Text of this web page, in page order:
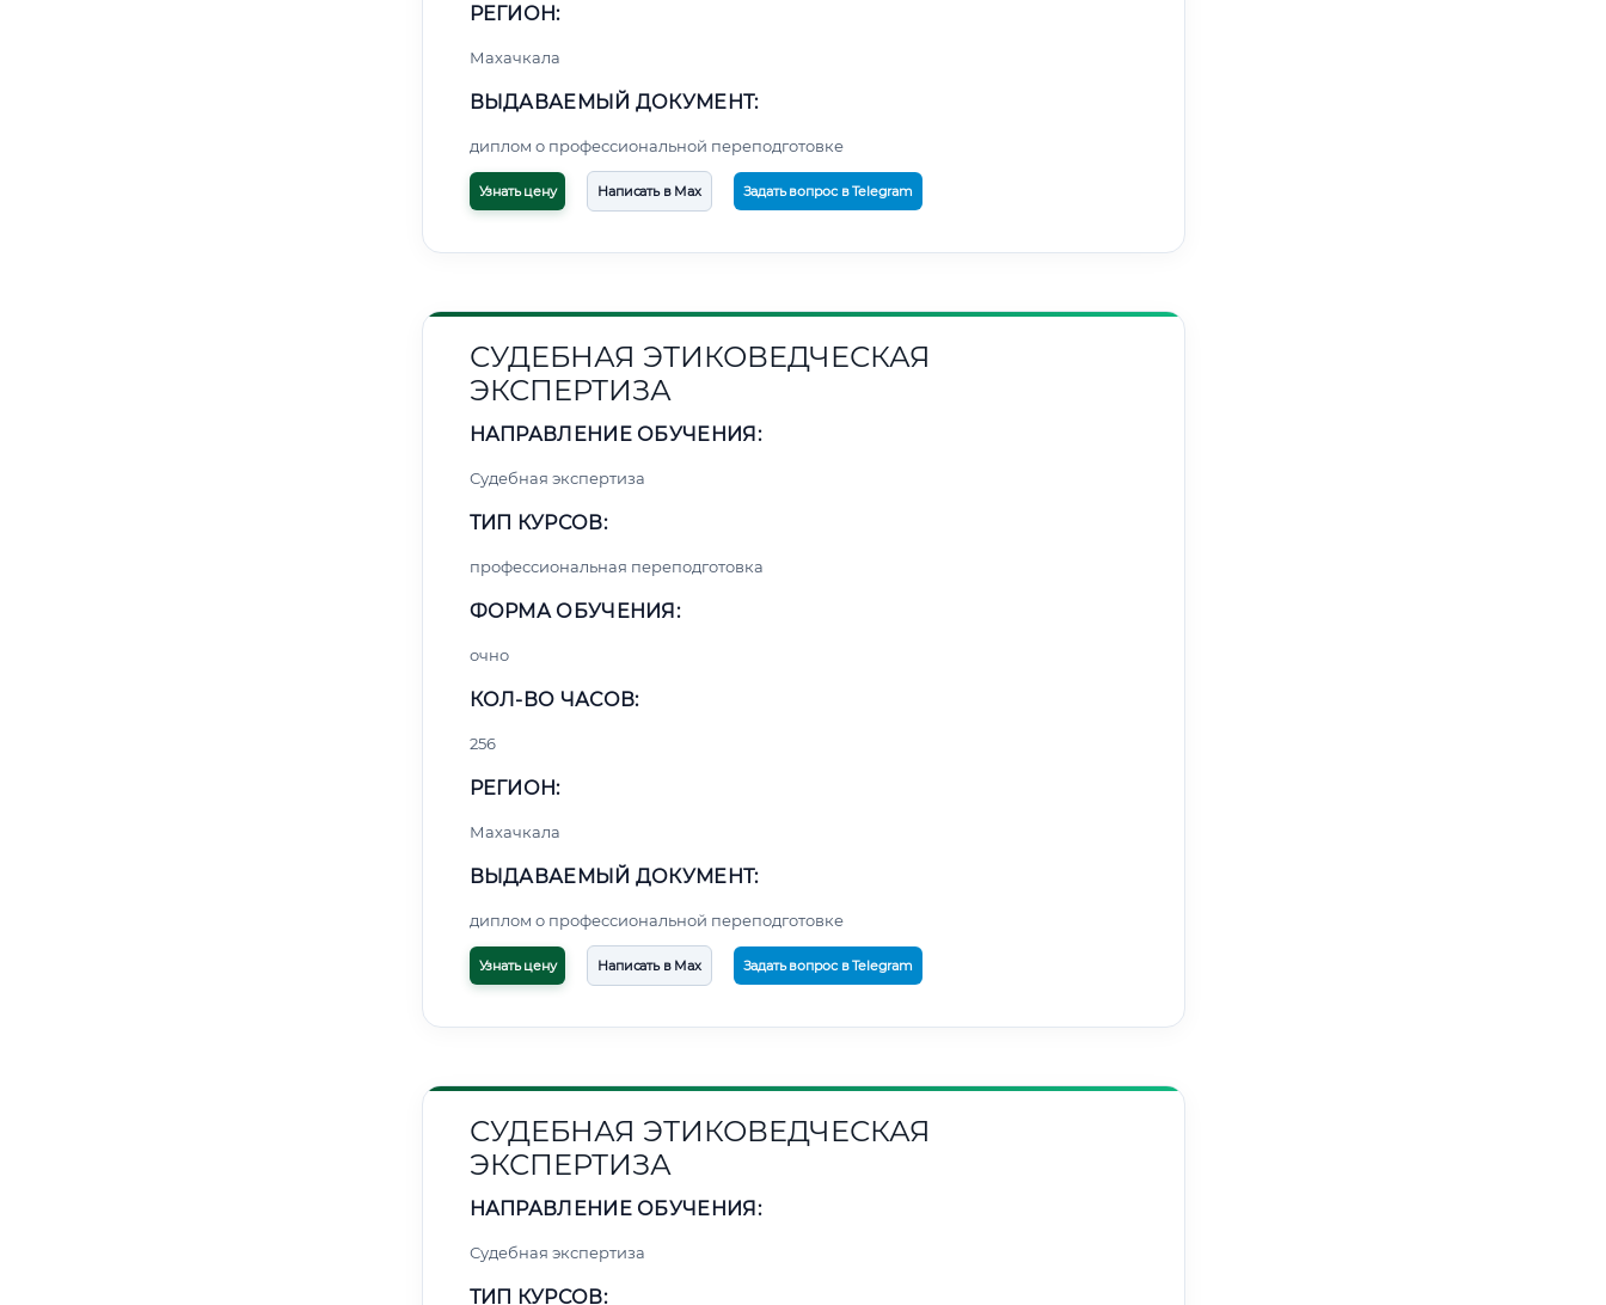
РЕГИОН:
Махачкала
ВЫДАВАЕМЫЙ ДОКУМЕНТ:
диплом о профессиональной переподготовке
Узнать цену Написать в Max Задать вопрос в Telegram
СУДЕБНАЯ ЭТИКОВЕДЧЕСКАЯ
ЭКСПЕРТИЗА
НАПРАВЛЕНИЕ ОБУЧЕНИЯ:
Судебная экспертиза
ТИП КУРСОВ:
профессиональная переподготовка
ФОРМА ОБУЧЕНИЯ:
очно
КОЛ-ВО ЧАСОВ:
256
РЕГИОН:
Махачкала
ВЫДАВАЕМЫЙ ДОКУМЕНТ:
диплом о профессиональной переподготовке
Узнать цену Написать в Max Задать вопрос в Telegram
СУДЕБНАЯ ЭТИКОВЕДЧЕСКАЯ
ЭКСПЕРТИЗА
НАПРАВЛЕНИЕ ОБУЧЕНИЯ:
Судебная экспертиза
ТИП КУРСОВ: